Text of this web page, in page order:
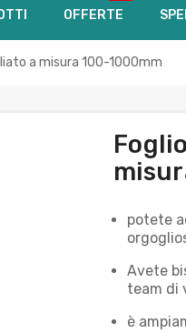
OFFERTE
a misura 100-1000mm
potete
Avete
team di
è